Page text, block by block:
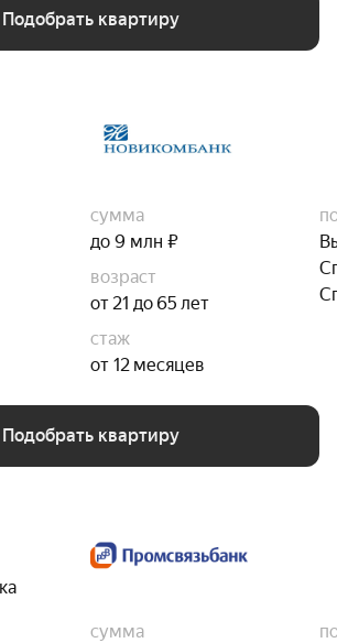
Подобрать квартиру
сумма
до 9 млн ₽
возраст
от 21 до 65 лет
стаж
от 12 месяцев
Подобрать квартиру
сумма